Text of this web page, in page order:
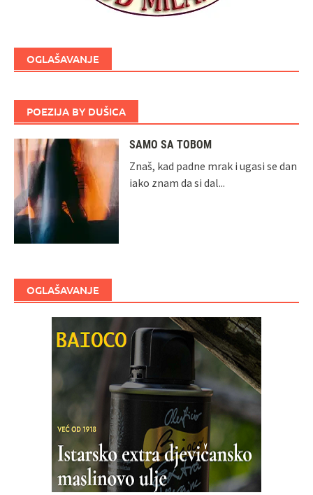
OGLAŠAVANJE
POEZIJA BY DUŠICA
SAMO SA TOBOM
Znaš, kad padne mrak i ugasi se dan
iako znam da si dal...
OGLAŠAVANJE